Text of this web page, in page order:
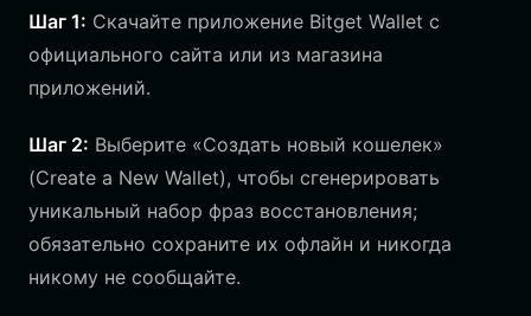
Шаг 1: Скачайте приложение Bitget Wallet с
официального сайта или из магазина
приложений.
Шаг 2: Выберите «Создать новый кошелек»
(Create a New Wallet), чтобы сгенерировать
уникальный набор фраз восстановления;
обязательно сохраните их офлайн и никогда
никому не сообщайте.